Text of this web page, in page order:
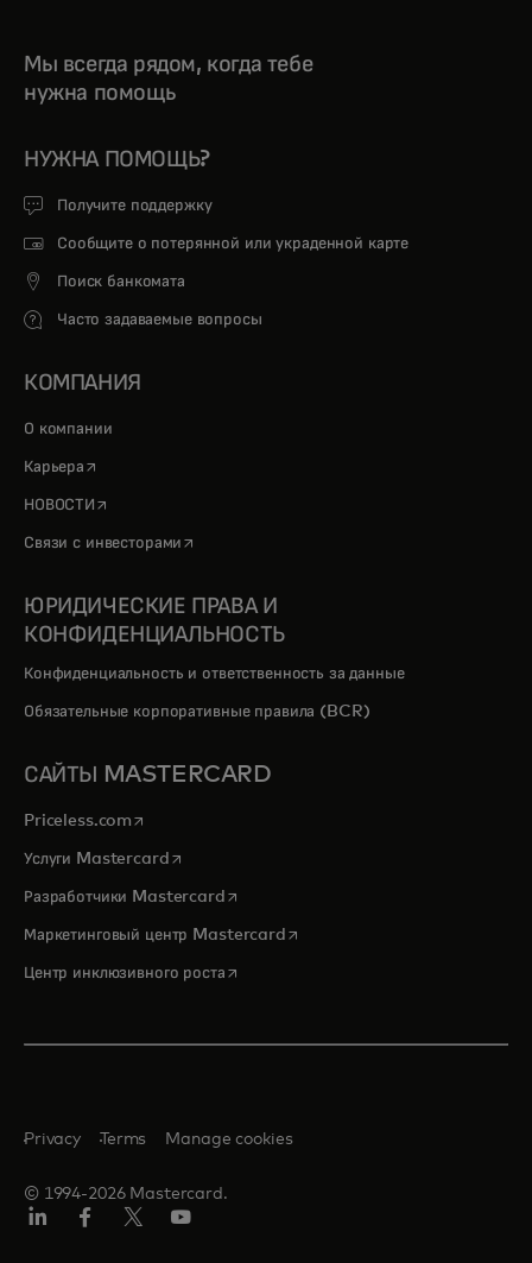
Мы всегда рядом, когда тебе
нужна помощь
НУЖНА ПОМОЩЬ?
Получите поддержку
Сообщите о потерянной или украденной карте
Поиск банкомата
Часто задаваемые вопросы
КОМПАНИЯ
О компании
Карьера opens in a new tab
НОВОСТИ opens in a new tab
Связи с инвесторами opens in a new tab
ЮРИДИЧЕСКИЕ ПРАВА И
КОНФИДЕНЦИАЛЬНОСТЬ
Конфиденциальность и ответственность за данные
Обязательные корпоративные правила (BCR)
САЙТЫ MASTERCARD
Priceless.com opens in a new tab
Услуги Mastercardopens in a new tab
Разработчики Mastercardopens in a new tab
Маркетинговый центр Mastercardopens in a new tab
Центр инклюзивного ростаopens in a new tab
© 1994-2026 Mastercard.
Privacy Terms Manage cookies